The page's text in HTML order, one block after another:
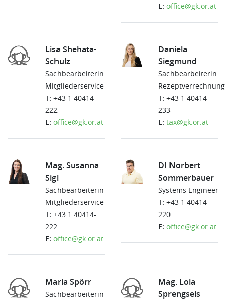
E: office@gk.or.at
Lisa Shehata-
Schulz
Sachbearbeiterin
Mitgliederservice
T: +43 1 40414-
222
E: office@gk.or.at
Daniela
Siegmund
Sachbearbeiterin
Rezeptverrechnung
T: +43 1 40414-
233
E: tax@gk.or.at
Mag. Susanna
Sigl
Sachbearbeiterin
Mitgliederservice
T: +43 1 40414-
222
E: office@gk.or.at
DI Norbert
Sommerbauer
Systems Engineer
T: +43 1 40414-
220
E: office@gk.or.at
Maria Spörr
Sachbearbeiterin
Mag. Lola
Sprengseis